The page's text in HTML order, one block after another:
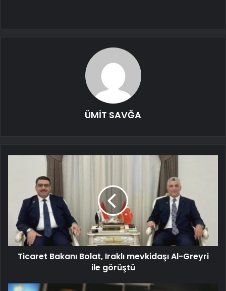
ÜMİT SAVĞA
Ticaret Bakanı Bolat, Iraklı mevkidaşı Al-Greyri
ile görüştü